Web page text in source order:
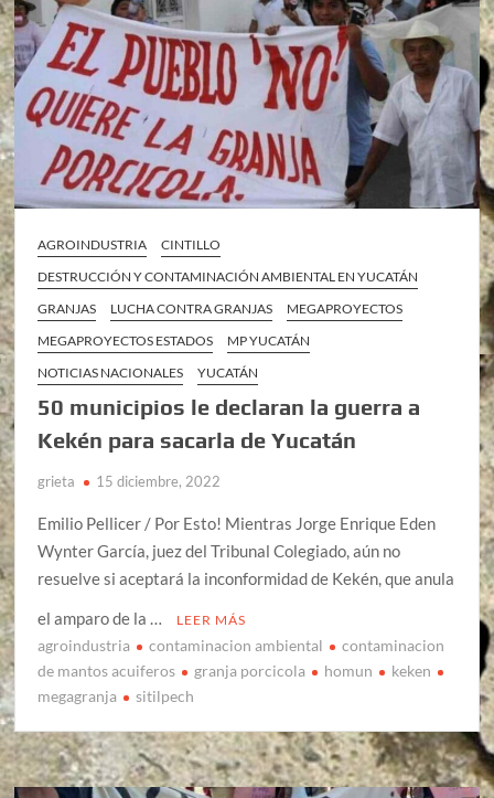
AGROINDUSTRIA
CINTILLO
DESTRUCCIÓN Y CONTAMINACIÓN AMBIENTAL EN YUCATÁN
GRANJAS
LUCHA CONTRA GRANJAS
MEGAPROYECTOS
MEGAPROYECTOS ESTADOS
MP YUCATÁN
NOTICIAS NACIONALES
YUCATÁN
50 municipios le declaran la guerra a
Kekén para sacarla de Yucatán
grieta 15 diciembre, 2022
Emilio Pellicer / Por Esto! Mientras Jorge Enrique Eden
Wynter García, juez del Tribunal Colegiado, aún no
resuelve si aceptará la inconformidad de Kekén, que anula
el amparo de la …
LEER MÁS
agroindustria contaminacion ambiental
contaminacion
de mantos acuiferos
granja porcicola homun
keken
megagranja
sitilpech